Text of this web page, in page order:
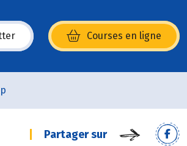
Courses en ligne
nouvelle fenêtre)
Partager sur